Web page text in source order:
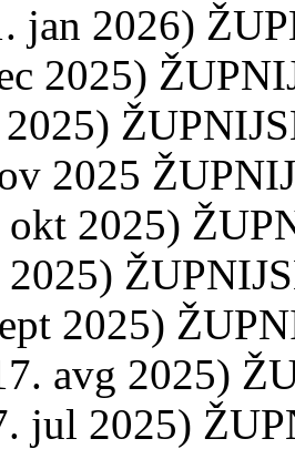
jan 2026)
2025)
2025
okt 2025)
2025)
2025)
avg 2025)
jul 2025)